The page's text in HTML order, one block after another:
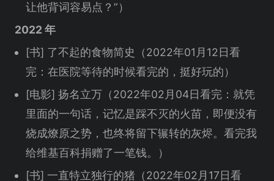
让他背词容易点？”）
2022 年
[书] 了不起的食物简史（2022年01月12日看
完：在医院等待的时候看完的，挺好玩的）
[电影] 扬名立万（2022年02月04日看完：就凭
里面的一句话，记忆是踩不灭的火苗，即便没有
烧成燎原之势，也终将留下辗转的灰烬。看完我
给维基百科捐赠了一笔钱。）
[书] 一直特立独行的猪（2022年02月17日看